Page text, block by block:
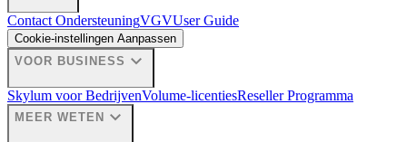
Contact OndersteuningVGVUser Guide
Cookie-instellingen Aanpassen
VOOR BUSINESS expand_more
Skylum voor BedrijvenVolume-licentiesReseller Programma
MEER WETEN expand_more